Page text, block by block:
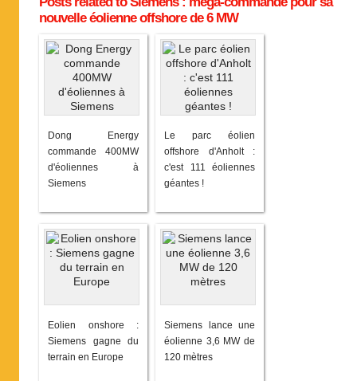
nouvelle éolienne offshore de 6 MW
Dong Energy
commande 400MW
d'éoliennes à
Siemens
Le parc éolien
offshore d'Anholt :
c'est 111 éoliennes
géantes !
Eolien onshore :
Siemens gagne du
terrain en Europe
Siemens lance une
éolienne 3,6 MW de
120 mètres